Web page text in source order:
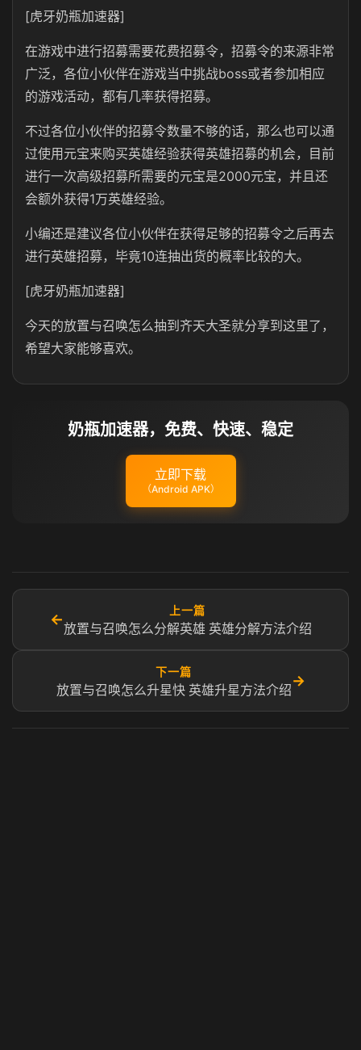
[虎牙奶瓶加速器]
在游戏中进行招募需要花费招募令，招募令的来源非常
广泛，各位小伙伴在游戏当中挑战boss或者参加相应
的游戏活动，都有几率获得招募。
不过各位小伙伴的招募令数量不够的话，那么也可以通
过使用元宝来购买英雄经验获得英雄招募的机会，目前
进行一次高级招募所需要的元宝是2000元宝，并且还
会额外获得1万英雄经验。
小编还是建议各位小伙伴在获得足够的招募令之后再去
进行英雄招募，毕竟10连抽出货的概率比较的大。
[虎牙奶瓶加速器]
今天的放置与召唤怎么抽到齐天大圣就分享到这里了，
希望大家能够喜欢。
奶瓶加速器，免费、快速、稳定
立即下载
（Android APK）
←
上一篇
放置与召唤怎么分解英雄 英雄分解方法介绍
下一篇
放置与召唤怎么升星快 英雄升星方法介绍
→